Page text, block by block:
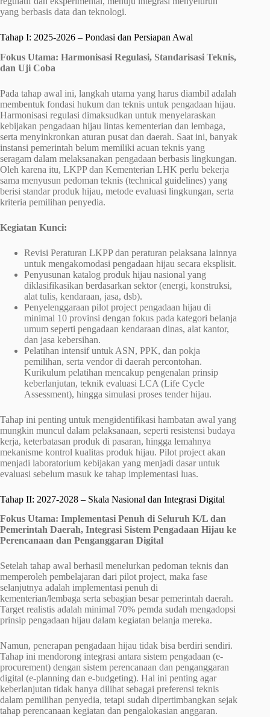
yang berbasis data dan teknologi.
Tahap I: 2025-2026 – Pondasi dan Persiapan Awal
Fokus Utama: Harmonisasi Regulasi, Standarisasi Teknis,
dan Uji Coba
Pada tahap awal ini, langkah utama yang harus diambil adalah
membentuk fondasi hukum dan teknis untuk pengadaan hijau.
Harmonisasi regulasi dimaksudkan untuk menyelaraskan
kebijakan pengadaan hijau lintas kementerian dan lembaga,
serta menyinkronkan aturan pusat dan daerah. Saat ini, banyak
instansi pemerintah belum memiliki acuan teknis yang
seragam dalam melaksanakan pengadaan berbasis lingkungan.
Oleh karena itu, LKPP dan Kementerian LHK perlu bekerja
sama menyusun pedoman teknis (technical guidelines) yang
berisi standar produk hijau, metode evaluasi lingkungan, serta
kriteria pemilihan penyedia.
Kegiatan Kunci:
Revisi Peraturan LKPP dan peraturan pelaksana lainnya
untuk mengakomodasi pengadaan hijau secara eksplisit.
Penyusunan katalog produk hijau nasional yang
diklasifikasikan berdasarkan sektor (energi, konstruksi,
alat tulis, kendaraan, jasa, dsb).
Penyelenggaraan pilot project pengadaan hijau di
minimal 10 provinsi dengan fokus pada kategori belanja
umum seperti pengadaan kendaraan dinas, alat kantor,
dan jasa kebersihan.
Pelatihan intensif untuk ASN, PPK, dan pokja
pemilihan, serta vendor di daerah percontohan.
Kurikulum pelatihan mencakup pengenalan prinsip
keberlanjutan, teknik evaluasi LCA (Life Cycle
Assessment), hingga simulasi proses tender hijau.
Tahap ini penting untuk mengidentifikasi hambatan awal yang
mungkin muncul dalam pelaksanaan, seperti resistensi budaya
kerja, keterbatasan produk di pasaran, hingga lemahnya
mekanisme kontrol kualitas produk hijau. Pilot project akan
menjadi laboratorium kebijakan yang menjadi dasar untuk
evaluasi sebelum masuk ke tahap implementasi luas.
Tahap II: 2027-2028 – Skala Nasional dan Integrasi Digital
Fokus Utama: Implementasi Penuh di Seluruh K/L dan
Pemerintah Daerah, Integrasi Sistem Pengadaan Hijau ke
Perencanaan dan Penganggaran Digital
Setelah tahap awal berhasil menelurkan pedoman teknis dan
memperoleh pembelajaran dari pilot project, maka fase
selanjutnya adalah implementasi penuh di
kementerian/lembaga serta sebagian besar pemerintah daerah.
Target realistis adalah minimal 70% pemda sudah mengadopsi
prinsip pengadaan hijau dalam kegiatan belanja mereka.
Namun, penerapan pengadaan hijau tidak bisa berdiri sendiri.
Tahap ini mendorong integrasi antara sistem pengadaan (e-
procurement) dengan sistem perencanaan dan penganggaran
digital (e-planning dan e-budgeting). Hal ini penting agar
keberlanjutan tidak hanya dilihat sebagai preferensi teknis
dalam pemilihan penyedia, tetapi sudah dipertimbangkan sejak
tahap perencanaan kegiatan dan pengalokasian anggaran.